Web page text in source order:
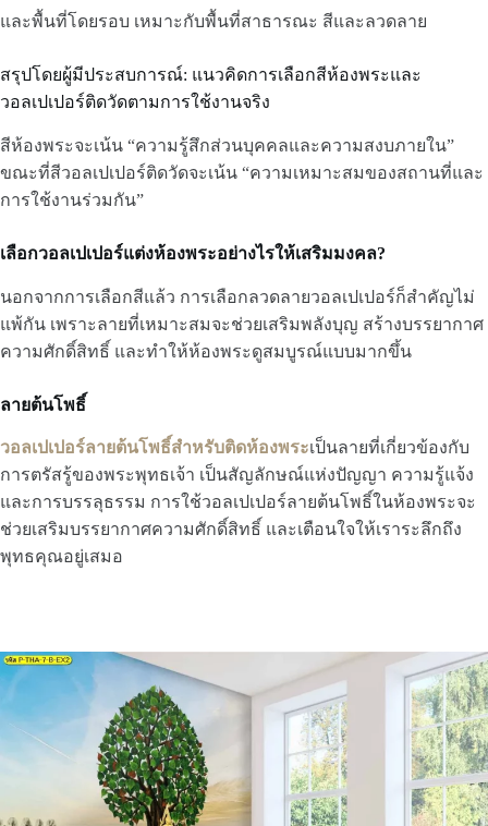
และพื้นที่โดยรอบ เหมาะกับพื้นที่สาธารณะ สีและลวดลาย
สรุปโดยผู้มีประสบการณ์: แนวคิดการเลือกสีห้องพระและ
วอลเปเปอร์ติดวัดตามการใช้งานจริง
สีห้องพระจะเน้น “ความรู้สึกส่วนบุคคลและความสงบภายใน”
ขณะที่สีวอลเปเปอร์ติดวัดจะเน้น “ความเหมาะสมของสถานที่และ
การใช้งานร่วมกัน”
เลือกวอลเปเปอร์แต่งห้องพระอย่างไรให้เสริมมงคล?
นอกจากการเลือกสีแล้ว การเลือกลวดลายวอลเปเปอร์ก็สำคัญไม่
แพ้กัน เพราะลายที่เหมาะสมจะช่วยเสริมพลังบุญ สร้างบรรยากาศ
ความศักดิ์สิทธิ์ และทำให้ห้องพระดูสมบูรณ์แบบมากขึ้น
ลายต้นโพธิ์
วอลเปเปอร์ลายต้นโพธิ์สำหรับติดห้องพระเป็นลายที่เกี่ยวข้องกับ
การตรัสรู้ของพระพุทธเจ้า เป็นสัญลักษณ์แห่งปัญญา ความรู้แจ้ง
และการบรรลุธรรม การใช้วอลเปเปอร์ลายต้นโพธิ์ในห้องพระจะ
ช่วยเสริมบรรยากาศความศักดิ์สิทธิ์ และเตือนใจให้เราระลึกถึง
พุทธคุณอยู่เสมอ